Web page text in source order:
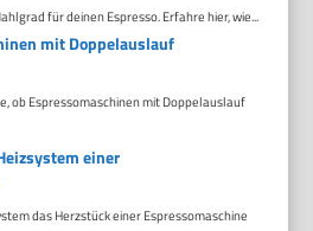
für deinen Espresso. Erfahre hier, wie...
mit Doppelauslauf
ob Espressomaschinen mit Doppelauslauf
einer
das Herzstück einer Espressomaschine